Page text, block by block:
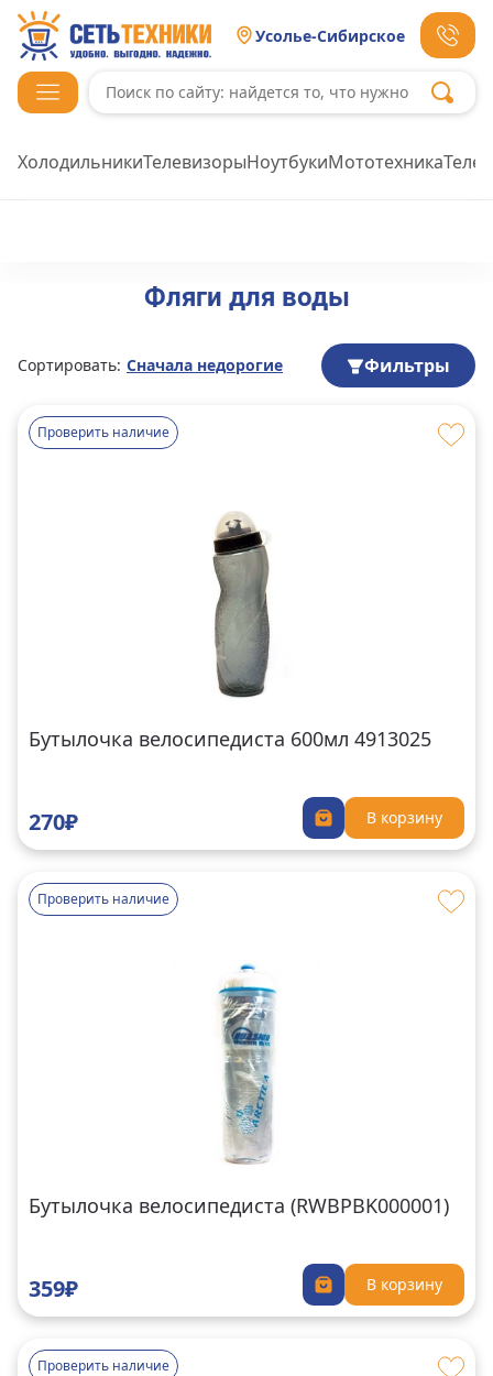
Усолье-Сибирское
ХолодильникиТелевизорыНоутбукиМототехника
Фляги для воды
Сортировать: Сначала недорогие Фильтры
Проверить наличие
Бутылочка велосипедиста 600мл 4913025
270₽ В корзину
Проверить наличие
Бутылочка велосипедиста (RWBPBK000001)
359₽ В корзину
Проверить наличие